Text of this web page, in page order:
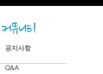
공지사항
Q&A